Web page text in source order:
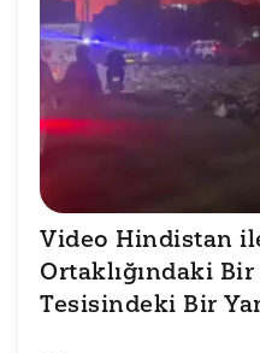
Video Hindistan
Ortaklığındaki
Tesisindeki Bir